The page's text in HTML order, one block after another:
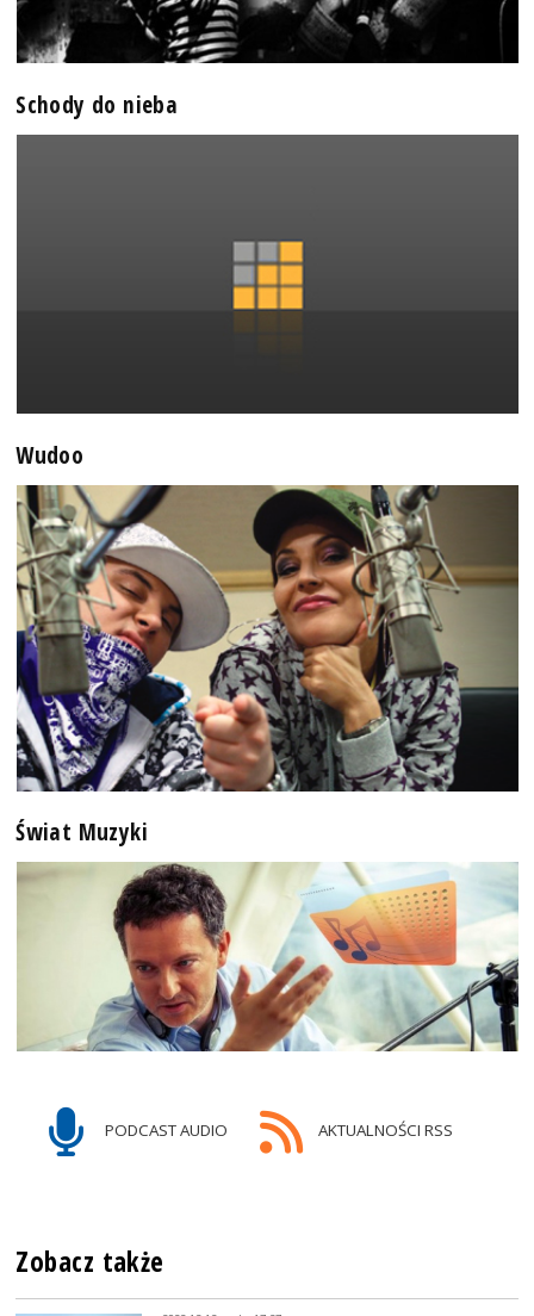
Schody do nieba
Wudoo
Świat Muzyki
PODCAST AUDIO AKTUALNOŚCI RSS
Zobacz także